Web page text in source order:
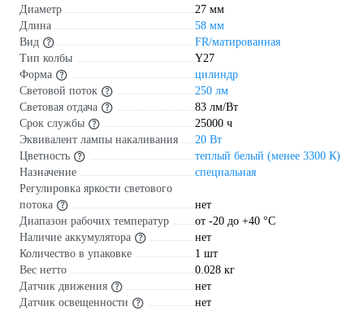
Диаметр
27 мм
Длина
58 мм
Вид
FR/матированная
Тип колбы
Y27
Форма
цилиндр
Световой поток
250 лм
Световая отдача
83 лм/Вт
Срок службы
25000 ч
Эквивалент лампы накаливания
20 Вт
Цветность
теплый белый (менее 3300 К)
Назначение
специальная
Регулировка яркости светового
потока
нет
Диапазон рабочих температур
от -20 до +40 °С
Наличие аккумулятора
нет
Количество в упаковке
1 шт
Вес нетто
0.028 кг
Датчик движения
нет
Датчик освещенности
нет